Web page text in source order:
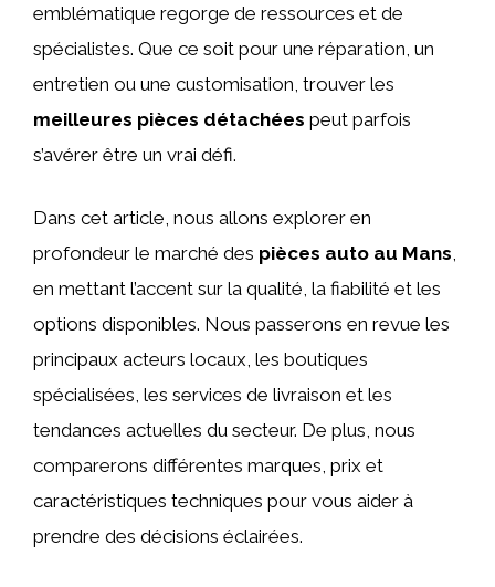
emblématique regorge de ressources et de
spécialistes. Que ce soit pour une réparation, un
entretien ou une customisation, trouver les
meilleures pièces détachées peut parfois
s’avérer être un vrai défi.
Dans cet article, nous allons explorer en
profondeur le marché des pièces auto au Mans,
en mettant l’accent sur la qualité, la fiabilité et les
options disponibles. Nous passerons en revue les
principaux acteurs locaux, les boutiques
spécialisées, les services de livraison et les
tendances actuelles du secteur. De plus, nous
comparerons différentes marques, prix et
caractéristiques techniques pour vous aider à
prendre des décisions éclairées.